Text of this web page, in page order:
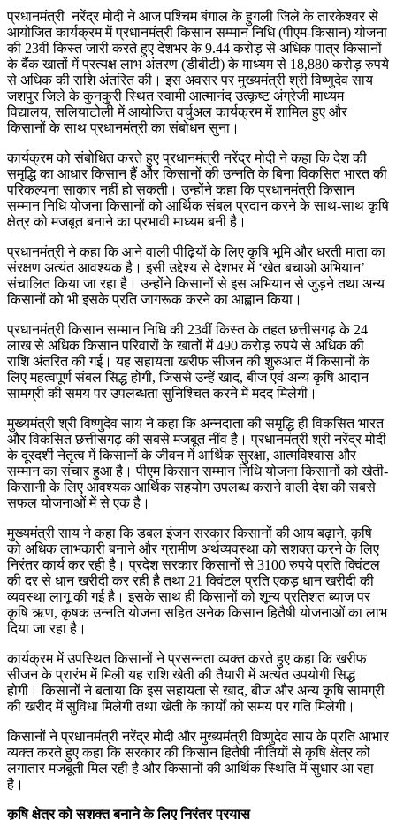
प्रधानमंत्री नरेंद्र मोदी ने आज पश्चिम बंगाल के हुगली जिले के तारकेश्वर से
आयोजित कार्यक्रम में प्रधानमंत्री किसान सम्मान निधि (पीएम-किसान) योजना
की 23वीं किस्त जारी करते हुए देशभर के 9.44 करोड़ से अधिक पात्र किसानों
के बैंक खातों में प्रत्यक्ष लाभ अंतरण (डीबीटी) के माध्यम से 18,880 करोड़ रुपये
से अधिक की राशि अंतरित की। इस अवसर पर मुख्यमंत्री श्री विष्णुदेव साय
जशपुर जिले के कुनकुरी स्थित स्वामी आत्मानंद उत्कृष्ट अंग्रेजी माध्यम
विद्यालय, सलियाटोली में आयोजित वर्चुअल कार्यक्रम में शामिल हुए और
किसानों के साथ प्रधानमंत्री का संबोधन सुना।
कार्यक्रम को संबोधित करते हुए प्रधानमंत्री नरेंद्र मोदी ने कहा कि देश की
समृद्धि का आधार किसान हैं और किसानों की उन्नति के बिना विकसित भारत की
परिकल्पना साकार नहीं हो सकती। उन्होंने कहा कि प्रधानमंत्री किसान
सम्मान निधि योजना किसानों को आर्थिक संबल प्रदान करने के साथ-साथ कृषि
क्षेत्र को मजबूत बनाने का प्रभावी माध्यम बनी है।
प्रधानमंत्री ने कहा कि आने वाली पीढ़ियों के लिए कृषि भूमि और धरती माता का
संरक्षण अत्यंत आवश्यक है। इसी उद्देश्य से देशभर में ‘खेत बचाओ अभियान’
संचालित किया जा रहा है। उन्होंने किसानों से इस अभियान से जुड़ने तथा अन्य
किसानों को भी इसके प्रति जागरूक करने का आह्वान किया।
प्रधानमंत्री किसान सम्मान निधि की 23वीं किस्त के तहत छत्तीसगढ़ के 24
लाख से अधिक किसान परिवारों के खातों में 490 करोड़ रुपये से अधिक की
राशि अंतरित की गई। यह सहायता खरीफ सीजन की शुरुआत में किसानों के
लिए महत्वपूर्ण संबल सिद्ध होगी, जिससे उन्हें खाद, बीज एवं अन्य कृषि आदान
सामग्री की समय पर उपलब्धता सुनिश्चित करने में मदद मिलेगी।
मुख्यमंत्री श्री विष्णुदेव साय ने कहा कि अन्नदाता की समृद्धि ही विकसित भारत
और विकसित छत्तीसगढ़ की सबसे मजबूत नींव है। प्रधानमंत्री श्री नरेंद्र मोदी
के दूरदर्शी नेतृत्व में किसानों के जीवन में आर्थिक सुरक्षा, आत्मविश्वास और
सम्मान का संचार हुआ है। पीएम किसान सम्मान निधि योजना किसानों को खेती-
किसानी के लिए आवश्यक आर्थिक सहयोग उपलब्ध कराने वाली देश की सबसे
सफल योजनाओं में से एक है।
मुख्यमंत्री साय ने कहा कि डबल इंजन सरकार किसानों की आय बढ़ाने, कृषि
को अधिक लाभकारी बनाने और ग्रामीण अर्थव्यवस्था को सशक्त करने के लिए
निरंतर कार्य कर रही है। प्रदेश सरकार किसानों से 3100 रुपये प्रति क्विंटल
की दर से धान खरीदी कर रही है तथा 21 क्विंटल प्रति एकड़ धान खरीदी की
व्यवस्था लागू की गई है। इसके साथ ही किसानों को शून्य प्रतिशत ब्याज पर
कृषि ऋण, कृषक उन्नति योजना सहित अनेक किसान हितैषी योजनाओं का लाभ
दिया जा रहा है।
कार्यक्रम में उपस्थित किसानों ने प्रसन्नता व्यक्त करते हुए कहा कि खरीफ
सीजन के प्रारंभ में मिली यह राशि खेती की तैयारी में अत्यंत उपयोगी सिद्ध
होगी। किसानों ने बताया कि इस सहायता से खाद, बीज और अन्य कृषि सामग्री
की खरीद में सुविधा मिलेगी तथा खेती के कार्यों को समय पर गति मिलेगी।
किसानों ने प्रधानमंत्री नरेंद्र मोदी और मुख्यमंत्री विष्णुदेव साय के प्रति आभार
व्यक्त करते हुए कहा कि सरकार की किसान हितैषी नीतियों से कृषि क्षेत्र को
लगातार मजबूती मिल रही है और किसानों की आर्थिक स्थिति में सुधार आ रहा
है।
कृषि क्षेत्र को सशक्त बनाने के लिए निरंतर प्रयास